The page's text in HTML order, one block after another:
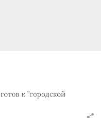
к "городской